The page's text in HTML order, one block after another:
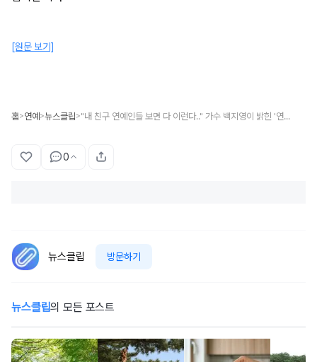
[원문 보기]
홈>연예 >뉴스클립> "내 친구 연예인들 보면 다 이런다.." 가수 백지영이 밝힌 '연예인 집 공개' 놀라운 비밀
0
뉴스클립 방문하기
뉴스클립의 모든 포스트